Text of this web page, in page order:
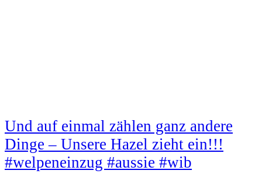
Und auf einmal zählen ganz andere
Dinge – Unsere Hazel zieht ein!!!
#welpeneinzug #aussie #wib